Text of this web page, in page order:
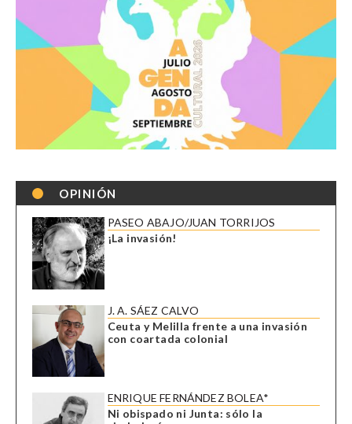
OPINIÓN
PASEO ABAJO/JUAN TORRIJOS
¡La invasión!
J. A. SÁEZ CALVO
Ceuta y Melilla frente a una invasión
con coartada colonial
ENRIQUE FERNÁNDEZ BOLEA*
Ni obispado ni Junta: sólo la